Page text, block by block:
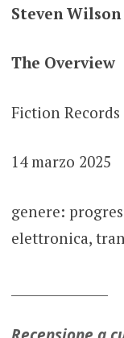
Steven Wilson
The Overview
Fiction Records
14 marzo 2025
genere:
elettronica,